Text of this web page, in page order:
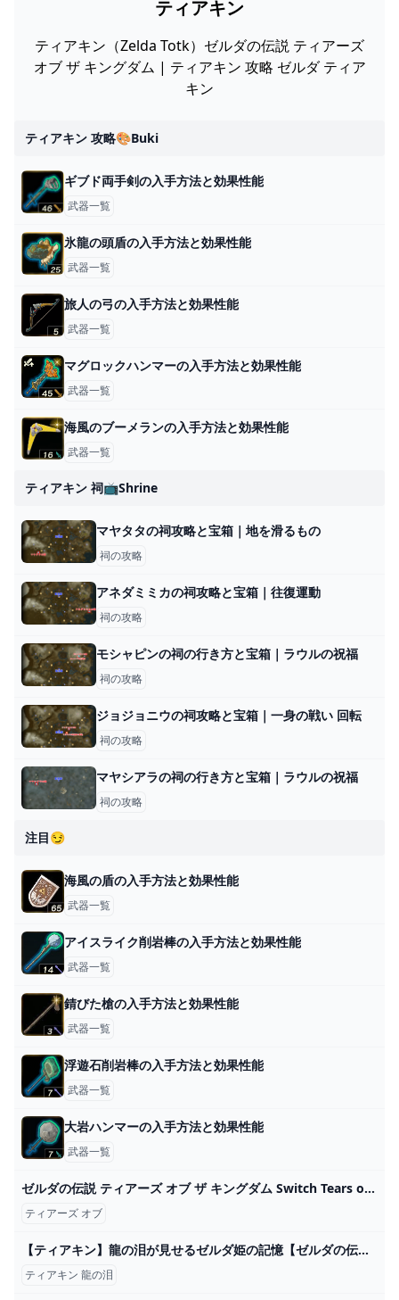
ティアキン
ティアキン（Zelda Totk）ゼルダの伝説 ティアーズ
オブ ザ キングダム | ティアキン 攻略 ゼルダ ティア
キン
ティアキン 攻略🎨buki
ギブド両手剣の入手方法と効果性能
武器一覧
氷龍の頭盾の入手方法と効果性能
武器一覧
旅人の弓の入手方法と効果性能
武器一覧
マグロックハンマーの入手方法と効果性能
武器一覧
海風のブーメランの入手方法と効果性能
武器一覧
ティアキン 祠📺shrine
マヤタタの祠攻略と宝箱｜地を滑るもの
祠の攻略
アネダミミカの祠攻略と宝箱｜往復運動
祠の攻略
モシャピンの祠の行き方と宝箱｜ラウルの祝福
祠の攻略
ジョジョニウの祠攻略と宝箱｜一身の戦い 回転
祠の攻略
マヤシアラの祠の行き方と宝箱｜ラウルの祝福
祠の攻略
注目😏
海風の盾の入手方法と効果性能
武器一覧
アイスライク削岩棒の入手方法と効果性能
武器一覧
錆びた槍の入手方法と効果性能
武器一覧
浮遊石削岩棒の入手方法と効果性能
武器一覧
大岩ハンマーの入手方法と効果性能
武器一覧
ゼルダの伝説 ティアーズ オブ ザ キングダム Switch Tears of the Kingdom ニンテンドースイッチソフト｜Yahoo!フリマ（旧PayPayフリマ）
ティアーズ オブ
【ティアキン】龍の泪が見せるゼルダ姫の記憶【ゼルダの伝説 ティアーズ オブ ザ キングダム】#14 - YouTube
ティアキン 龍の泪